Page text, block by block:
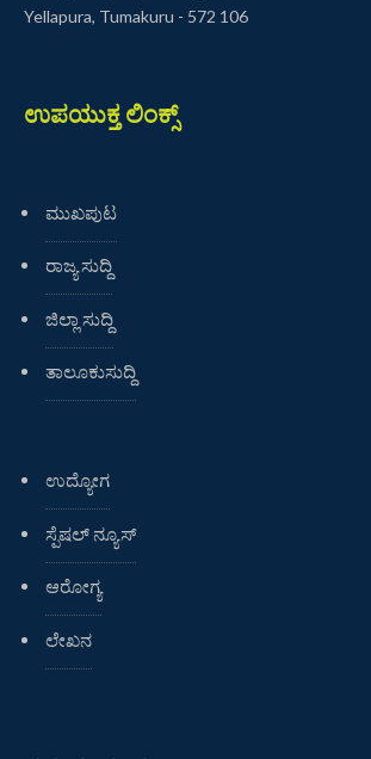
Yellapura, Tumakuru - 572 106
ಉಪಯುಕ್ತ ಲಿಂಕ್ಸ್
ಮುಖಪುಟ
ರಾಜ್ಯ ಸುದ್ದಿ
ಜಿಲ್ಲಾ ಸುದ್ದಿ
ತಾಲೂಕುಸುದ್ದಿ
ಉದ್ಯೋಗ
ಸ್ಪೆಷಲ್ ನ್ಯೂಸ್
ಆರೋಗ್ಯ
ಲೇಖನ